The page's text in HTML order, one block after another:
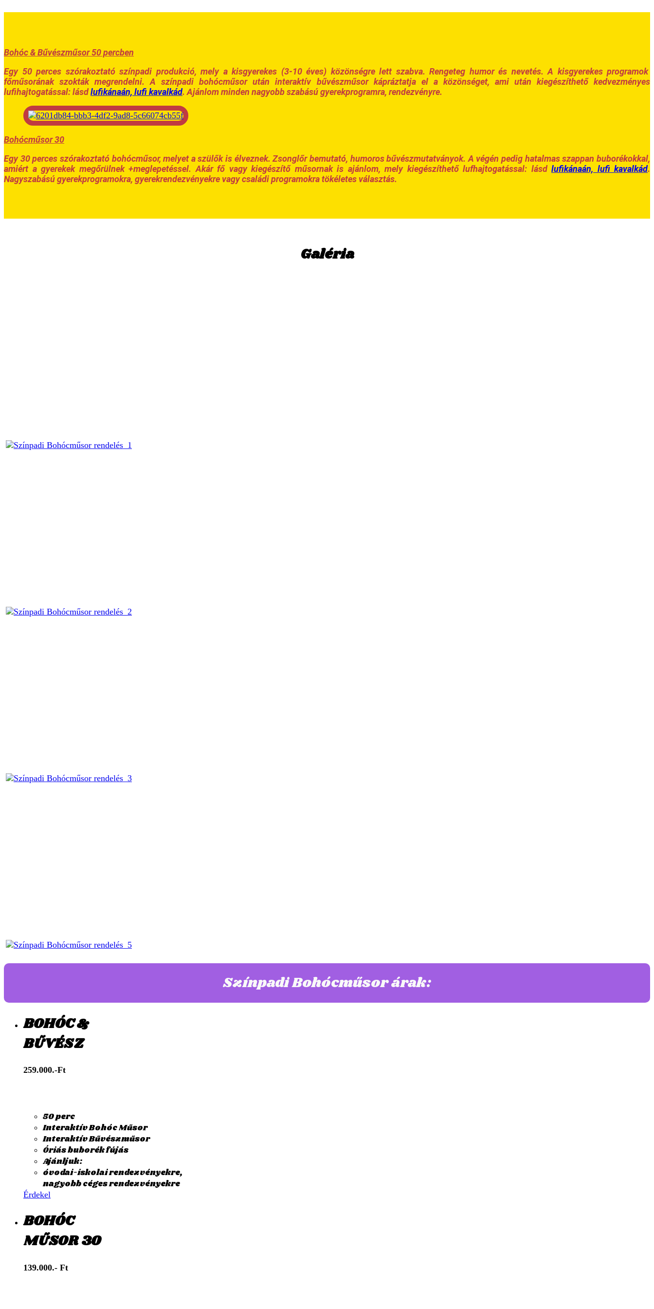
Bohóc & Bűvészműsor 50 percben
Egy 50 perces szórakoztató színpadi produkció, mely a kisgyerekes (3-10 éves) közönségre lett szabva. Rengeteg humor és nevetés. A kisgyerekes programok
főműsorának szokták megrendelni. A színpadi bohócműsor után interaktív bűvészműsor kápráztatja el a közönséget, ami után kiegészíthető kedvezményes
lufihajtogatással: lásdlufikánaán, lufi kavalkád. Ajánlom minden nagyobb szabású gyerekprogramra, rendezvényre.
Bohócműsor 30
Egy 30 perces szórakoztató bohócműsor, melyet a szülők is élveznek. Zsonglőr bemutató, humoros bűvészmutatványok. A végén pedig hatalmas szappan buborékokkal,
amiért a gyerekek megőrülnek +meglepetéssel. Akár fő vagy kiegészítő műsornak is ajánlom, mely kiegészíthető lufhajtogatással: lásd lufikánaán, lufi kavalkád.
Nagyszabású gyerekprogramokra, gyerekrendezvényekre vagy családi programokra tökéletes választás.
Galéria
Színpadi Bohócműsor árak:
BOHÓC &
BŰVÉSZ
259.000.-Ft
50 perc
Interaktív Bohóc Műsor
Interaktív Bűvészműsor
Óriás buborék fújás
Ajánljuk:
óvodai-iskolai rendezvényekre,
nagyobb céges rendezvényekre
Érdekel
BOHÓC
MŰSOR 30
139.000.- Ft